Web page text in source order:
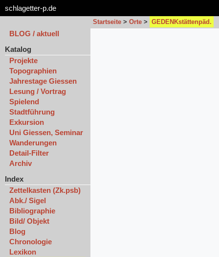
schlagetter-p.de
Startseite > Orte > GEDENKstättenpäd.
BLOG / aktuell
Katalog
Projekte
Topographien
Jahrestage Giessen
Lesung / Vortrag
Spielend
Stadtführung
Exkursion
Uni Giessen, Seminar
Wanderungen
Detail-Filter
Archiv
Index
Zettelkasten (Zk.psb)
Abk./ Sigel
Bibliographie
Bild/ Objekt
Blog
Chronologie
Lexikon